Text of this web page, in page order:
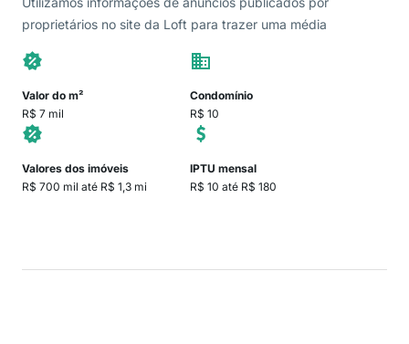
proprietários no site da Loft para trazer uma média
Valor do m²
R$ 7 mil
Condomínio
R$ 10
Valores dos imóveis
R$ 700 mil até R$ 1,3 mi
IPTU mensal
R$ 10 até R$ 180